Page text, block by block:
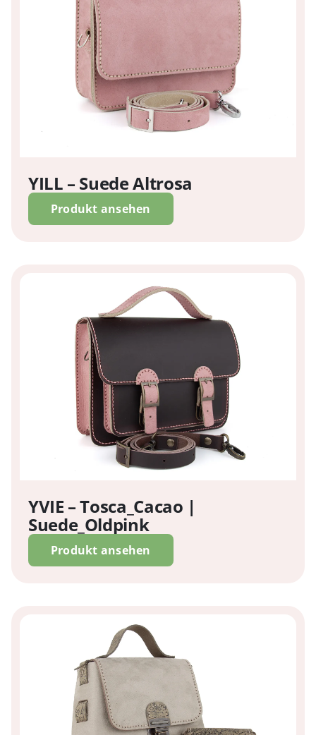
YILL – Suede Altrosa
Produkt ansehen
YVIE – Tosca_Cacao |
Suede_Oldpink
Produkt ansehen